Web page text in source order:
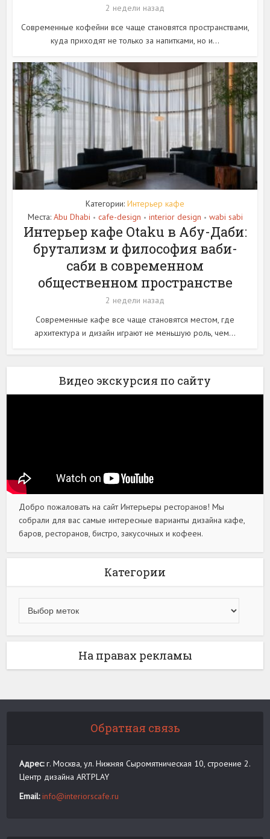
2 недели назад
Современные кофейни все чаще становятся пространствами,
куда приходят не только за напитками, но и...
Категории: Интерьер кафе
Места: Abu Dhabi • cafe-design • interior design • wabi sabi
Интерьер кафе Otaku в Абу-Даби:
брутализм и философия ваби-
саби в современном
общественном пространстве
2 недели назад
Современные кафе все чаще становятся местом, где
архитектура и дизайн играют не меньшую роль, чем...
Видео экскурсия по сайту
Добро пожаловать на сайт Интерьеры ресторанов! Мы
собрали для вас самые интересные варианты дизайна кафе,
баров, ресторанов, бистро, закусочных и кофеен.
Категории
На правах рекламы
Обратная связь
Адрес:г. Москва, ул. Нижняя Сыромятническая 10, строение 2.
Центр дизайна ARTPLAY
Email: info@interiorscafe.ru